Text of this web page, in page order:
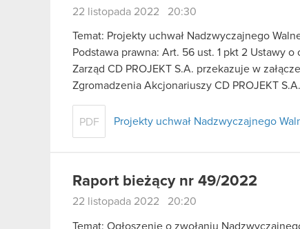
22 listopada 2022 20:30
Temat: Projekty uchwał Nadzwyczajnego
Podstawa prawna: Art. 56 ust. 1 pkt 2 Ustawy
Zarząd CD PROJEKT S.A. przekazuje w
Zgromadzenia Akcjonariuszy CD PROJEKT
PDF Projekty uchwał Nadzwyczajnego
Raport bieżący nr 49/2022
22 listopada 2022 20:20
Temat: Ogłoszenie o zwołaniu